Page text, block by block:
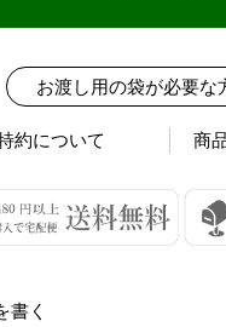
お渡し用の袋が必要な
約について 商
書く